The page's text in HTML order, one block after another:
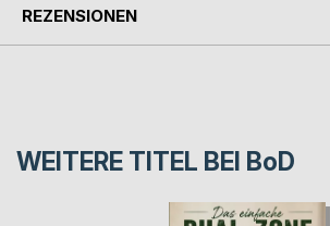
REZENSIONEN
WEITERE TITEL BEI BoD